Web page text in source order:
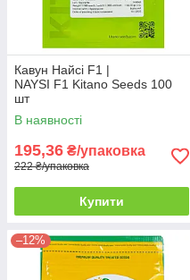
Кавун Найсі F1 |
NAYSI F1 Kitano Seeds 100
шт
В наявності
195,36 ₴/упаковка
222 ₴/упаковка
Купити
–12%